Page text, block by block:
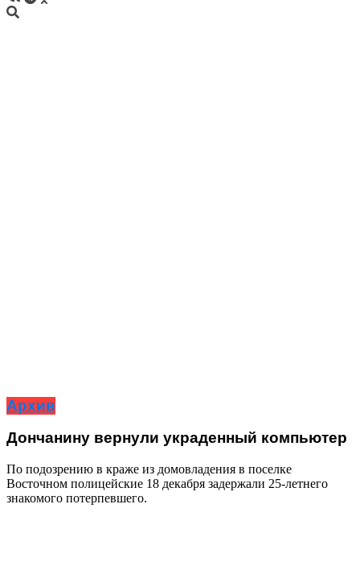
Архив
Дончанину вернули украденный компьютер
По подозрению в краже из домовладения в поселке
Восточном полицейские 18 декабря задержали 25-летнего
знакомого потерпевшего.